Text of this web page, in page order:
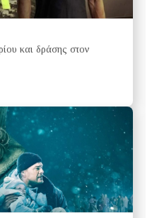
και δράσης στον